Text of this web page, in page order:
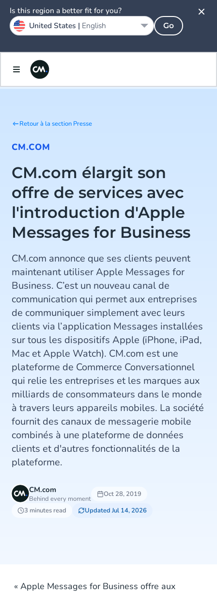
Retour à la section Presse
CM.COM
CM.com élargit son
offre de services avec
l'introduction d'Apple
Messages for Business
CM.com annonce que ses clients peuvent
maintenant utiliser Apple Messages for
Business. C’est un nouveau canal de
communication qui permet aux entreprises
de communiquer simplement avec leurs
clients via l’application Messages installées
sur tous les dispositifs Apple (iPhone, iPad,
Mac et Apple Watch). CM.com est une
plateforme de Commerce Conversationnel
qui relie les entreprises et les marques aux
milliards de consommateurs dans le monde
à travers leurs appareils mobiles. La société
fournit des canaux de messagerie mobile
combinés à une plateforme de données
clients et d'autres fonctionnalités de la
plateforme.
CM.com
Behind every moment
Oct 28, 2019
3 minutes read
Updated Jul 14, 2026
« Apple Messages for Business offre aux
Is this region a better fit for you?
United States | English Go